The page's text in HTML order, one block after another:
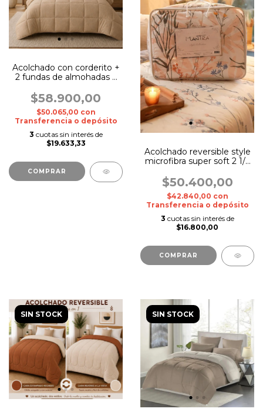
Acolchado con corderito +
2 fundas de almohadas 2
$58.900,00
$50.065,00 con
Transferencia o depósito
3 cuotas sin interés de
$19.633,33
COMPRAR
Acolchado reversible style
microfibra super soft 2 1/2
$50.400,00
$42.840,00 con
Transferencia o depósito
3 cuotas sin interés de
$16.800,00
COMPRAR
SIN STOCK SIN STOCK